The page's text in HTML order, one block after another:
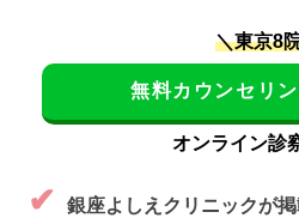
＼東京8
無料カウンセリ
オンライン診
銀座よしえクリニックが